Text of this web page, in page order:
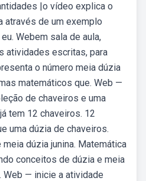
|o vídeo explica o
através de um exemplo
Webem sala de aula,
atividades escritas, para
o número meia dúzia
matemáticos que. Web —
de chaveiros e uma
tem 12 chaveiros. 12
uma dúzia de chaveiros.
dúzia junina. Matemática
conceitos de dúzia e meia
— inicie a atividade